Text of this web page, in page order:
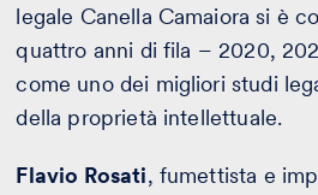
legale Canella Camaiora si è
quattro anni di fila – 2020,
come uno dei migliori studi
della proprietà intellettuale.
Flavio Rosati, fumettista e